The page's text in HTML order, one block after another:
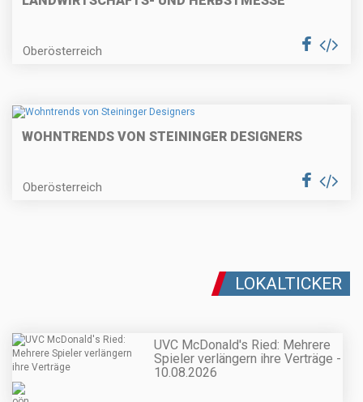
Oberösterreich
WOHNTRENDS VON STEININGER DESIGNERS
Oberösterreich
LOKALTICKER
UVC McDonald's Ried: Mehrere
Spieler verlängern ihre Verträge -
10.08.2026